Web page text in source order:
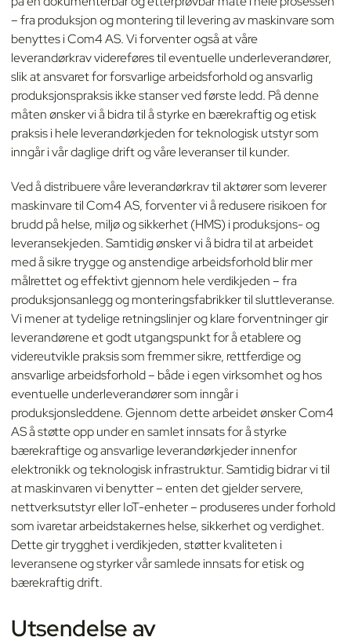
– fra produksjon og montering til levering av maskinvare som
benyttes i Com4 AS. Vi forventer også at våre
leverandørkrav videreføres til eventuelle underleverandører,
slik at ansvaret for forsvarlige arbeidsforhold og ansvarlig
produksjonspraksis ikke stanser ved første ledd. På denne
måten ønsker vi å bidra til å styrke en bærekraftig og etisk
praksis i hele leverandørkjeden for teknologisk utstyr som
inngår i vår daglige drift og våre leveranser til kunder.
Ved å distribuere våre leverandørkrav til aktører som leverer
maskinvare til Com4 AS, forventer vi å redusere risikoen for
brudd på helse, miljø og sikkerhet (HMS) i produksjons- og
leveransekjeden. Samtidig ønsker vi å bidra til at arbeidet
med å sikre trygge og anstendige arbeidsforhold blir mer
målrettet og effektivt gjennom hele verdikjeden – fra
produksjonsanlegg og monteringsfabrikker til sluttleveranse.
Vi mener at tydelige retningslinjer og klare forventninger gir
leverandørene et godt utgangspunkt for å etablere og
videreutvikle praksis som fremmer sikre, rettferdige og
ansvarlige arbeidsforhold – både i egen virksomhet og hos
eventuelle underleverandører som inngår i
produksjonsleddene. Gjennom dette arbeidet ønsker Com4
AS å støtte opp under en samlet innsats for å styrke
bærekraftige og ansvarlige leverandørkjeder innenfor
elektronikk og teknologisk infrastruktur. Samtidig bidrar vi til
at maskinvaren vi benytter – enten det gjelder servere,
nettverksutstyr eller IoT-enheter – produseres under forhold
som ivaretar arbeidstakernes helse, sikkerhet og verdighet.
Dette gir trygghet i verdikjeden, støtter kvaliteten i
leveransene og styrker vår samlede innsats for etisk og
bærekraftig drift.
Utsendelse av